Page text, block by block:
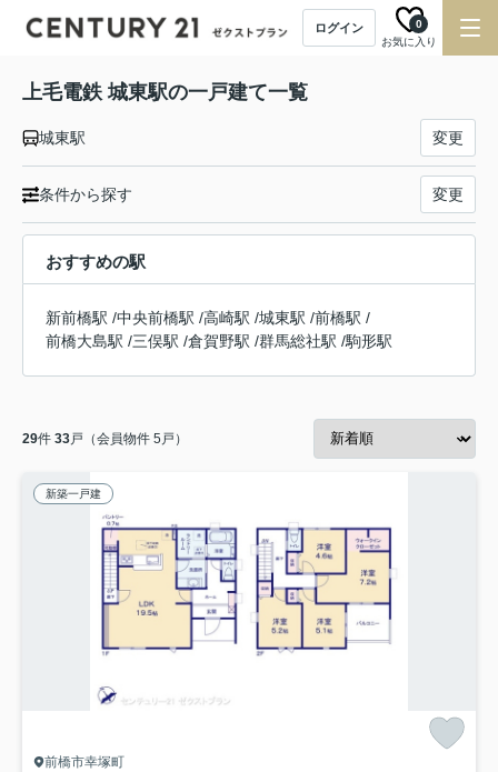
ログイン
お気に入り
0
上毛電鉄 城東駅の一戸建て一覧
城東駅 変更
条件から探す 変更
おすすめの駅
新前橋駅 /中央前橋駅 /高崎駅 /城東駅 /前橋駅 /
前橋大島駅 /三俣駅 /倉賀野駅 /群馬総社駅 /駒形駅
29件 33戸（会員物件 5戸）
新築一戸建
前橋市幸塚町